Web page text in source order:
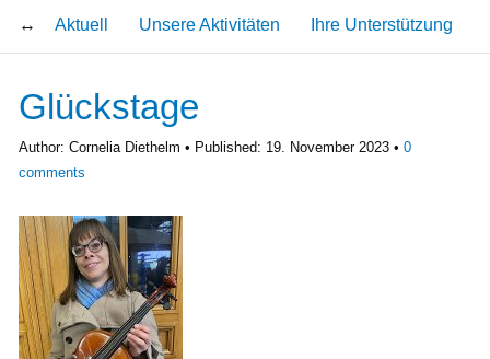
Aktuell Unsere Aktivitäten Ihre Unterstützung
Glückstage
Author: Cornelia Diethelm Published: 19. November 2023
0
comments